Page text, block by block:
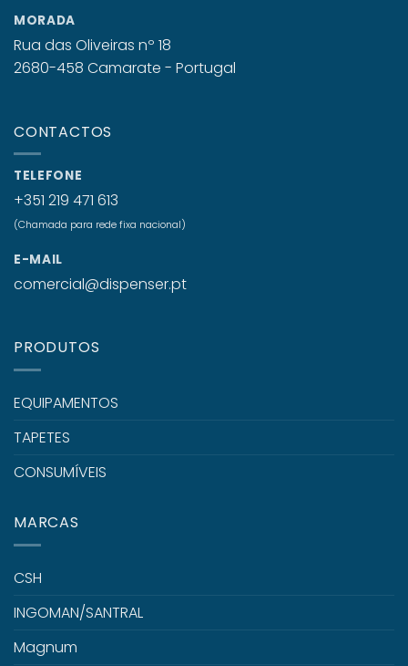
MORADA
Rua das Oliveiras nº 18
2680-458 Camarate - Portugal
CONTACTOS
TELEFONE
+351 219 471 613
(Chamada para rede fixa nacional)
E-MAIL
comercial@dispenser.pt
PRODUTOS
EQUIPAMENTOS
TAPETES
CONSUMÍVEIS
MARCAS
CSH
INGOMAN/SANTRAL
Magnum